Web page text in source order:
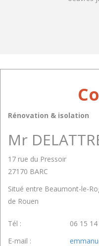
Rénovation & isolation
Mr
17 rue du Pressoir
27170 BARC
Situé entre Beaumont-le-
de Rouen
Tél :
06 15
E-mail :